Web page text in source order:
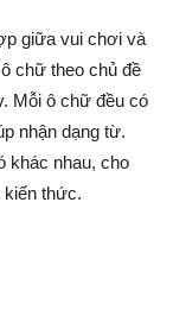
giữa vui chơi và
chữ theo chủ đề
Mỗi ô chữ đều có
nhận dạng từ.
khác nhau, cho
kiến thức.